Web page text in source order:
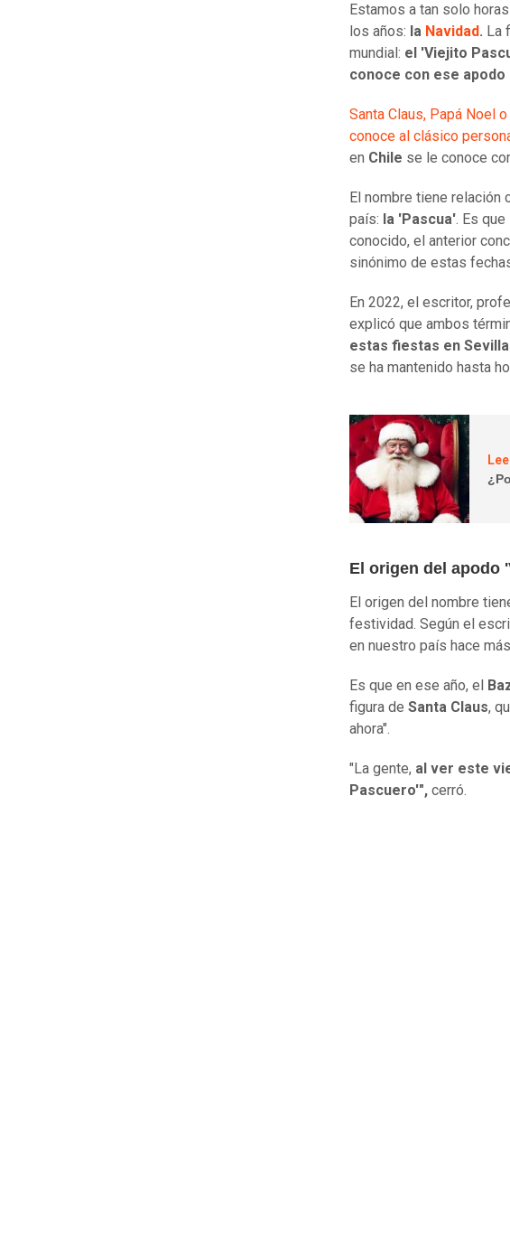
Estamos a tan solo
los años: la Navidad. La
mundial: el 'Viejito
conoce con ese apodo
Santa Claus, Papá Noel
conoce al clásico
en Chile se le conoce
El nombre tiene
país: la 'Pascua'. Es que
conocido, el anterior
sinónimo de estas
En 2022, el escritor,
explicó que ambos
estas fiestas en Sevilla
se ha mantenido hasta
El origen del apodo
El origen del nombre
festividad. Según el
en nuestro país hace
Es que en ese año, el
figura de Santa Claus,
ahora".
"La gente, al ver este
Pascuero'", cerró.